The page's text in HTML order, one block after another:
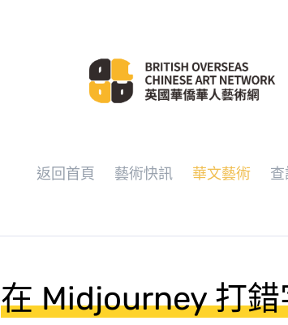
返回首頁 藝術快訊 華文藝術
在 Midjourney 打